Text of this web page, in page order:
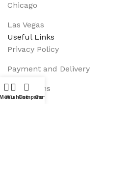
Chicago
Las Vegas
Useful Links
Privacy Policy
Payment and Delivery
Promotions
WishlistCompare
Cart